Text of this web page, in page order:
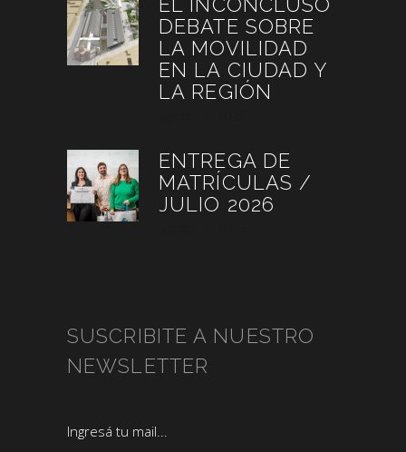
DEBATE SOBRE
LA MOVILIDAD
EN LA CIUDAD Y
LA REGIÓN
ENTREGA DE
MATRÍCULAS /
JULIO 2026
SUSCRIBITE A NUESTRO
NEWSLETTER